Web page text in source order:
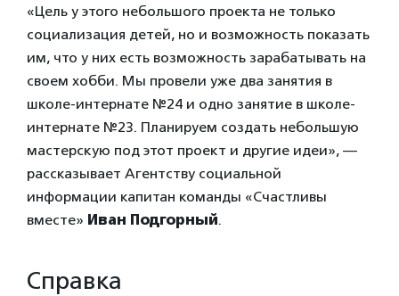
«Цель у этого небольшого проекта не только
социализация детей, но и возможность показать
им, что у них есть возможность зарабатывать на
своем хобби. Мы провели уже два занятия в
школе-интернате №24 и одно занятие в школе-
интернате №23. Планируем создать небольшую
мастерскую под этот проект и другие идеи», —
рассказывает Агентству социальной
информации капитан команды «Счастливы
вместе» Иван Подгорный.
Справка